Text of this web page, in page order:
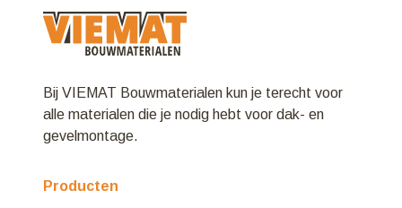
Bij VIEMAT Bouwmaterialen kun je terecht voor
alle materialen die je nodig hebt voor dak- en
gevelmontage.
Producten